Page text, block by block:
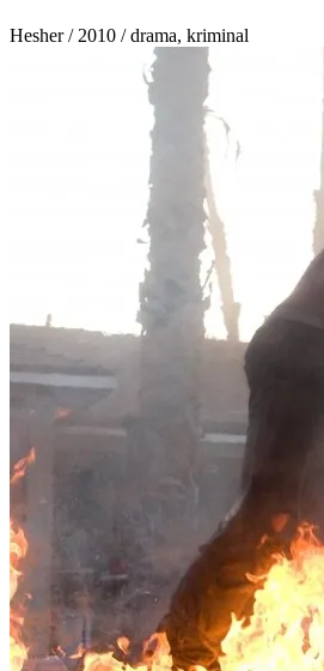
Hesher / 2010 / drama, kriminal